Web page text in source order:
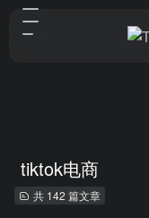
tiktok电商
共 142 篇文章